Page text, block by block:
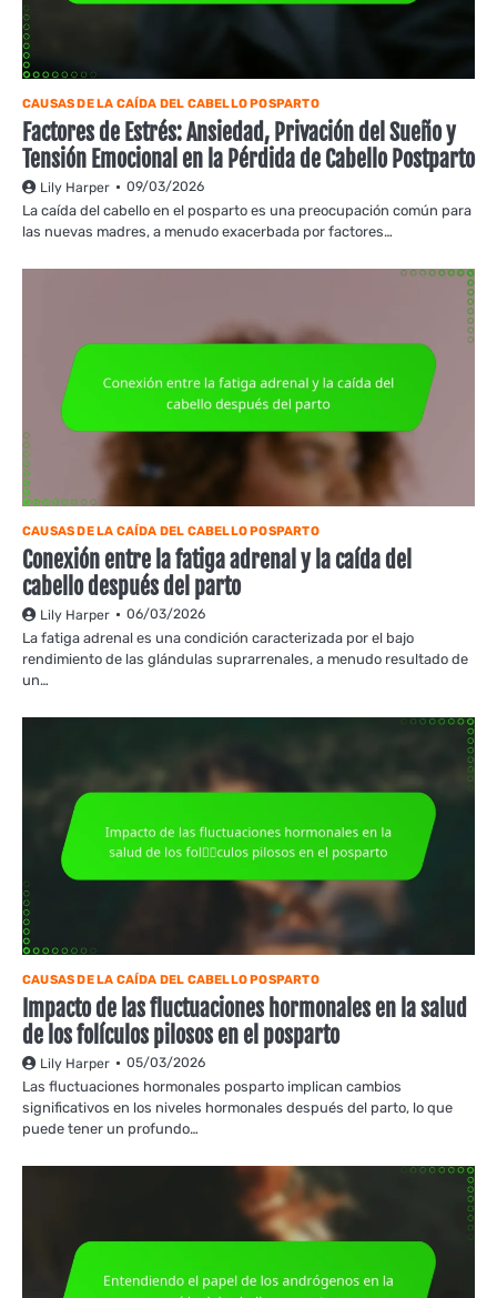
CAUSAS DE LA CAÍDA DEL CABELLO POSPARTO
Factores de Estrés: Ansiedad, Privación del Sueño y
Tensión Emocional en la Pérdida de Cabello Postparto
Lily Harper 09/03/2026
La caída del cabello en el posparto es una preocupación común para
las nuevas madres, a menudo exacerbada por factores…
CAUSAS DE LA CAÍDA DEL CABELLO POSPARTO
Conexión entre la fatiga adrenal y la caída del
cabello después del parto
Lily Harper 06/03/2026
La fatiga adrenal es una condición caracterizada por el bajo
rendimiento de las glándulas suprarrenales, a menudo resultado de
un…
CAUSAS DE LA CAÍDA DEL CABELLO POSPARTO
Impacto de las fluctuaciones hormonales en la salud
de los folículos pilosos en el posparto
Lily Harper 05/03/2026
Las fluctuaciones hormonales posparto implican cambios
significativos en los niveles hormonales después del parto, lo que
puede tener un profundo…